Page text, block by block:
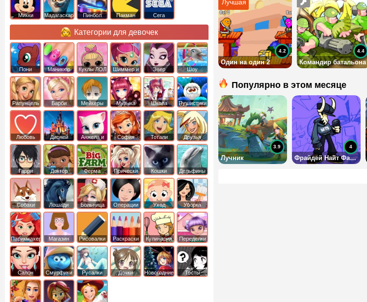
Один на один 2
4.2
Командир батальона
4.4
Популярно в этом месяце
Лучник
3.9
Фрайдей Найт Фанкин: Таби (Экс-Бойфренд)
4
Микки
Мадагаскар Пинбол Пакман Сега
Категории для девочек
Пони
креатор
Маникюр Куклы ЛОЛ
Шиммер и
Шайн
Эвер
Афтер Хай
Шоу
дельфинов
Рапунцель Барби Мейкеры Музыка Школа Пушистики
Любовь Дисней
Анжела и
том
София
Прекрасная
Тотали
Спайс
Друзья
ангелов
Гарри
Поттер
Доктор
Плюшева
Ферма Прически Кошки Дельфины
Собаки Лошади Больница Операции Уход Уборка
Парикмахер Магазин Рисовалки Раскраски Кулинария Переделки
Салон Смурфики Русалки Дочки Новогодние Тесты